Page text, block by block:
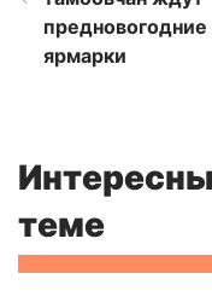
предновогодние
ярмарки
теме